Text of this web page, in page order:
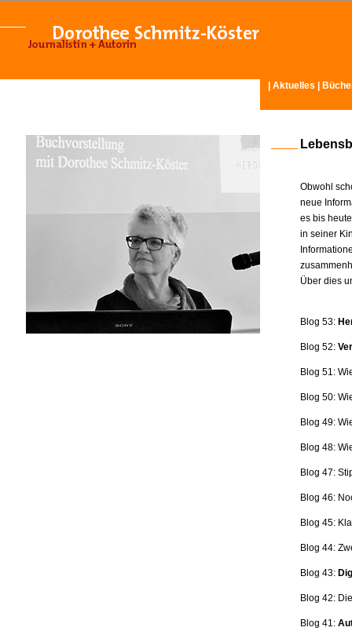
Aktuelles
Obwohl
neue
es bis
in seiner
Über dies
Blog 53:
Blog 52:
Blog 51:
Blog 50:
Blog 49:
Blog 48:
Blog 47:
Blog 46:
Blog 45:
Blog 44:
Blog 43:
Blog 42:
Blog 41: